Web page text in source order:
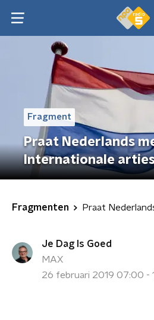
Fragment
Praat Nederlands
Internationale
Fragmenten
Je Dag Is Goed
MAX
26 februari 2019 07:00 -